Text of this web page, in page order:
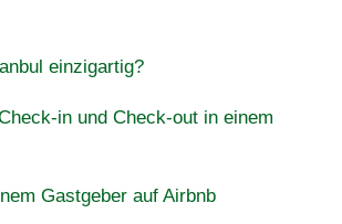
einzigartig?
in und Check-out in einem
Gastgeber auf Airbnb